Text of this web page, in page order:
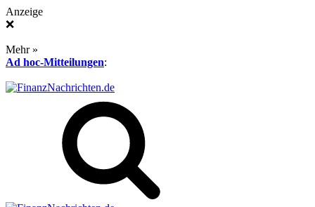
Anzeige
❌
Mehr »
Ad hoc-Mitteilungen: